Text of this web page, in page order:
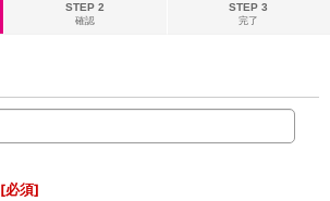
STEP 2
確認
STEP 3
完了
[必須]